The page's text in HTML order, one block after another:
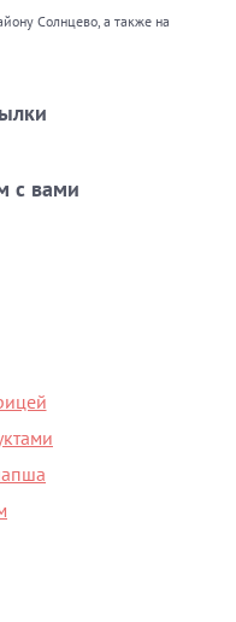
Солнцево, а также на
с вами